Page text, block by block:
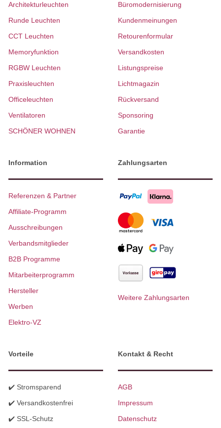
Architekturleuchten
Runde Leuchten
CCT Leuchten
Memoryfunktion
RGBW Leuchten
Praxisleuchten
Officeleuchten
Ventilatoren
SCHÖNER WOHNEN
Büromodernisierung
Kundenmeinungen
Retourenformular
Versandkosten
Listungspreise
Lichtmagazin
Rückversand
Sponsoring
Garantie
Information
Referenzen & Partner
Affiliate-Programm
Ausschreibungen
Verbandsmitglieder
B2B Programme
Mitarbeiterprogramm
Hersteller
Werben
Elektro-VZ
Zahlungsarten
Weitere Zahlungsarten
Vorteile
✔️ Stromsparend
✔️ Versandkostenfrei
✔️ SSL-Schutz
Kontakt & Recht
AGB
Impressum
Datenschutz